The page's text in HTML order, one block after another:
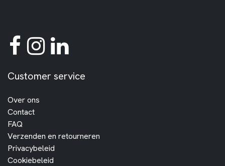
Customer service
Over ons
Contact
FAQ
Verzenden en retourneren
Privacybeleid
Cookiebeleid